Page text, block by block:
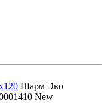
Шарм Эво
New